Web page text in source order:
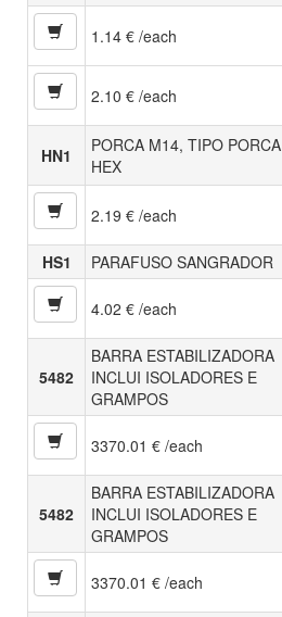
1.14 € /each
2.10 € /each
HN1
PORCA M14, TIPO PORCA
HEX
2.19 € /each
HS1 PARAFUSO SANGRADOR
4.02 € /each
5482
BARRA ESTABILIZADORA
INCLUI ISOLADORES E
GRAMPOS
3370.01 € /each
5482
BARRA ESTABILIZADORA
INCLUI ISOLADORES E
GRAMPOS
3370.01 € /each